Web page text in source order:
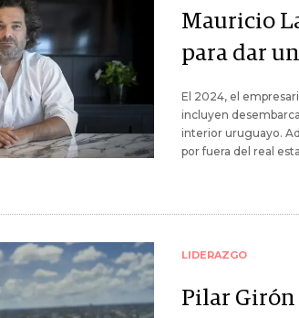
Mauricio
para dar
El 2024, el
incluyen
interior uruguayo.
por fuera del real
LIDERAZGO
Pilar Girón